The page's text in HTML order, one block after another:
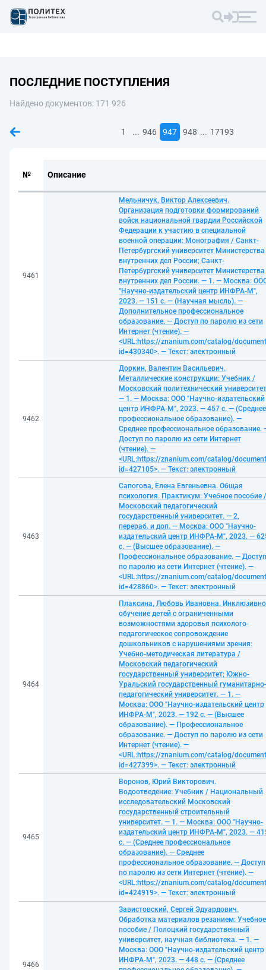
ПОСЛЕДНИЕ ПОСТУПЛЕНИЯ
Найдено документов: 171 926
1 ... 946 947 948 ... 17193
№ Описание
9461
Мельничук, Виктор Алексеевич.
Организация подготовки формирований
войск национальной гвардии Российской
Федерации к участию в специальной
военной операции: Монография / Санкт-
Петербургский университет Министерства
внутренних дел России; Санкт-
Петербургский университет Министерства
внутренних дел России. — 1. — Москва:
"Научно-издательский центр ИНФРА-М",
2023. — 151 с. — (Научная мысль). —
Дополнительное профессиональное
образование. — Доступ по паролю из сети
Интернет (чтение). —
<URL:https://znanium.com/catalog/
id=430340>. — Текст: электронный
9462
Доркин, Валентин Васильевич.
Металлические конструкции: Учебник /
Московский политехнический
— 1. — Москва: ООО "Научно-издательский
центр ИНФРА-М", 2023. — 457 с. — (Среднее
профессиональное образование). —
Среднее профессиональное образование.
Доступ по паролю из сети Интернет
(чтение). —
<URL:https://znanium.com/catalog/
id=427105>. — Текст: электронный
9463
Сапогова, Елена Евгеньевна. Общая
психология. Практикум: Учебное пособие /
Московский педагогический
государственный университет. — 2,
перераб. и доп. — Москва: ООО "Научно-
издательский центр ИНФРА-М", 2023. —
с. — (Высшее образование). —
Профессиональное образование. — Доступ
по паролю из сети Интернет (чтение). —
<URL:https://znanium.com/catalog/
id=428860>. — Текст: электронный
9464
Плаксина, Любовь Ивановна.
обучение детей с ограниченными
возможностями здоровья психолого-
педагогическое сопровождение
дошкольников с нарушениями зрения:
Учебно-методическая литература /
Московский педагогический
государственный университет; Южно-
Уральский государственный гуманитарно-
педагогический университет. — 1. —
Москва: ООО "Научно-издательский центр
ИНФРА-М", 2023. — 192 с. — (Высшее
образование). — Профессиональное
образование. — Доступ по паролю из сети
Интернет (чтение). —
<URL:https://znanium.com/catalog/
id=427399>. — Текст: электронный
9465
Воронов, Юрий Викторович.
Водоотведение: Учебник / Национальный
исследовательский Московский
государственный строительный
университет. — 1. — Москва: ООО "Научно-
издательский центр ИНФРА-М", 2023. —
с. — (Среднее профессиональное
образование). — Среднее
профессиональное образование. — Доступ
по паролю из сети Интернет (чтение). —
<URL:https://znanium.com/catalog/
id=424919>. — Текст: электронный
9466
Завистовский, Сергей Эдуардович.
Обработка материалов резанием: Учебное
пособие / Полоцкий государственный
университет, научная библиотека. — 1. —
Москва: ООО "Научно-издательский центр
ИНФРА-М", 2023. — 448 с. — (Среднее